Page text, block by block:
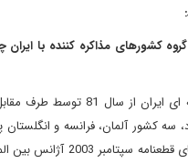
موضوع مذاکرات هسته
سه کشور آلمان، فرانسه و
که منطبق با